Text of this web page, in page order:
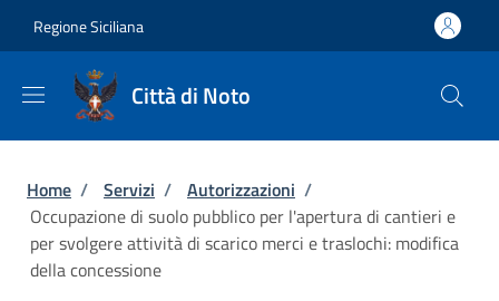
Regione Siciliana
Città di Noto
Briciole di pane
Home / Servizi / Autorizzazioni /
Occupazione di suolo pubblico per l'apertura di cantieri e
per svolgere attività di scarico merci e traslochi: modifica
della concessione